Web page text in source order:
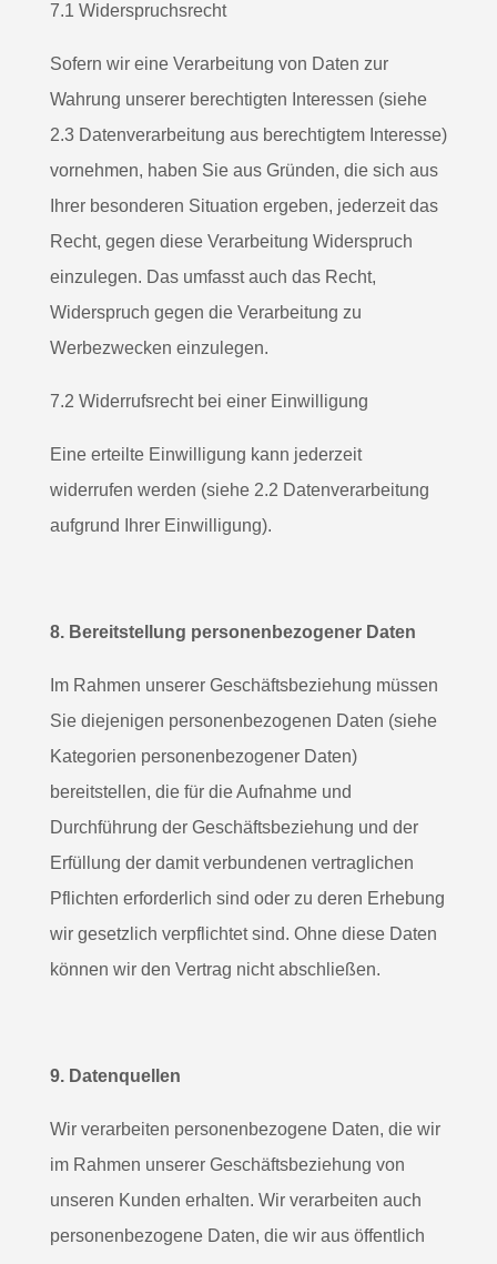
7.1 Widerspruchsrecht
Sofern wir eine Verarbeitung von Daten zur
Wahrung unserer berechtigten Interessen (siehe
2.3 Datenverarbeitung aus berechtigtem Interesse)
vornehmen, haben Sie aus Gründen, die sich aus
Ihrer besonderen Situation ergeben, jederzeit das
Recht, gegen diese Verarbeitung Widerspruch
einzulegen. Das umfasst auch das Recht,
Widerspruch gegen die Verarbeitung zu
Werbezwecken einzulegen.
7.2 Widerrufsrecht bei einer Einwilligung
Eine erteilte Einwilligung kann jederzeit
widerrufen werden (siehe 2.2 Datenverarbeitung
aufgrund Ihrer Einwilligung).
8. Bereitstellung personenbezogener Daten
Im Rahmen unserer Geschäftsbeziehung müssen
Sie diejenigen personenbezogenen Daten (siehe
Kategorien personenbezogener Daten)
bereitstellen, die für die Aufnahme und
Durchführung der Geschäftsbeziehung und der
Erfüllung der damit verbundenen vertraglichen
Pflichten erforderlich sind oder zu deren Erhebung
wir gesetzlich verpflichtet sind. Ohne diese Daten
können wir den Vertrag nicht abschließen.
9. Datenquellen
Wir verarbeiten personenbezogene Daten, die wir
im Rahmen unserer Geschäftsbeziehung von
unseren Kunden erhalten. Wir verarbeiten auch
personenbezogene Daten, die wir aus öffentlich